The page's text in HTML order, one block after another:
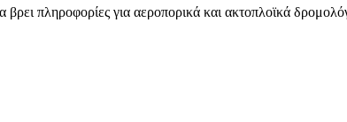
βρει πληροφορίες για αεροπορικά και ακτοπλοϊκά